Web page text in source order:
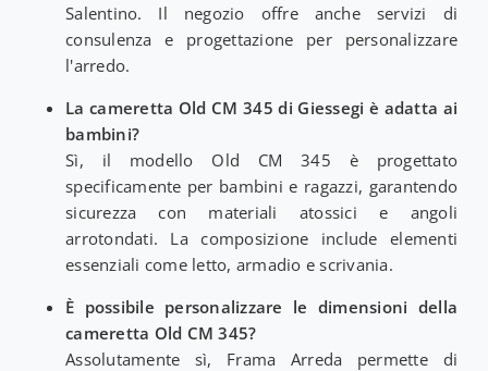
Salentino. Il negozio offre anche servizi di
consulenza e progettazione per personalizzare
l'arredo.
La cameretta Old CM 345 di Giessegi è adatta ai
bambini?
Sì, il modello Old CM 345 è progettato
specificamente per bambini e ragazzi, garantendo
sicurezza con materiali atossici e angoli
arrotondati. La composizione include elementi
essenziali come letto, armadio e scrivania.
È possibile personalizzare le dimensioni della
cameretta Old CM 345?
Assolutamente sì, Frama Arreda permette di